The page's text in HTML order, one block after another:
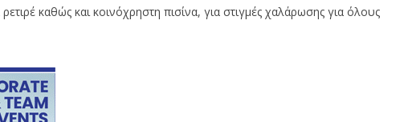
καθώς και κοινόχρηστη πισίνα, για στιγμές χαλάρωσης για όλους